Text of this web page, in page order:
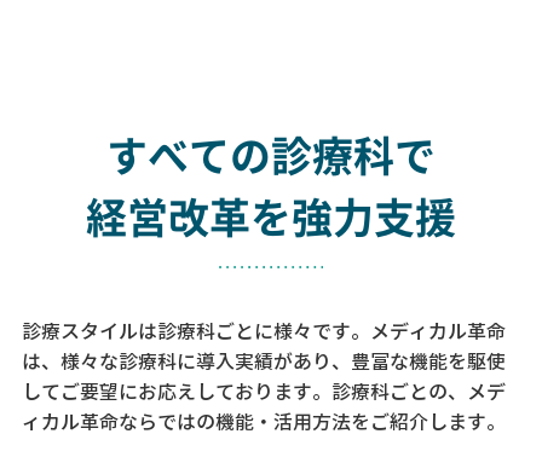
すべての診療科で
経営改革を強力支援
診療スタイルは診療科ごとに様々です。メディカル革命
は、様々な診療科に導入実績があり、 豊富な機能を駆使
してご要望にお応えしております。 診療科ごとの、メデ
ィカル革命ならではの機能・活用方法をご紹介します。